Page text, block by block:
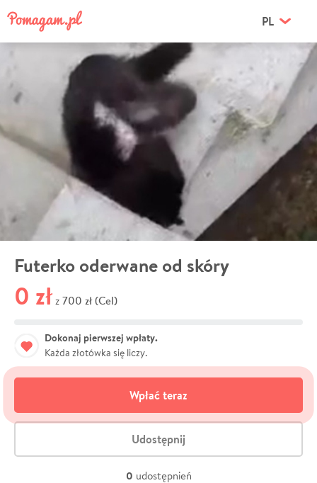
PL
Futerko oderwane od skóry
0 zł z 700 zł (Cel)
Dokonaj pierwszej wpłaty.
Każda złotówka się liczy.
Wpłać teraz
Udostępnij
0 udostępnień